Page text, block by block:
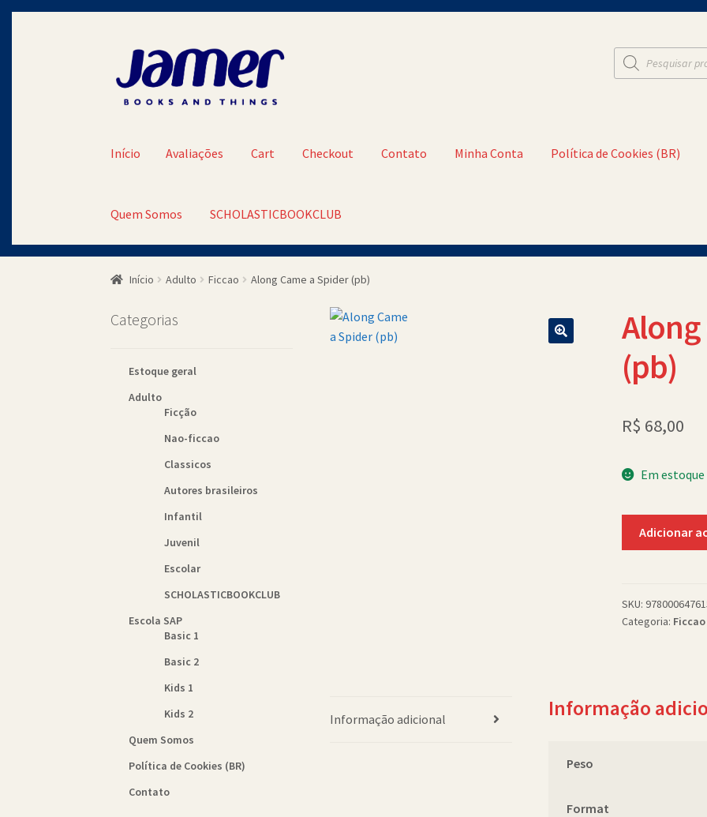
Pular
para
navegação
Pular
para
Pesquisar
produtos
Início Avaliações Cart Checkout Contato Minha Conta Política de Cookies (BR)
Quem Somos SCHOLASTICBOOKCLUB
Início Adulto Ficcao Along Came a Spider (pb)
Along
(pb)
R$ 68,00
Em estoque
(pb)
quantidade
Adicionar
SKU:
Categoria: Ficcao
Informação adicional Informação
Peso
Format
Categorias
Estoque geral
Adulto
Ficção
Nao-ficcao
Classicos
Autores brasileiros
Infantil
Juvenil
Escolar
SCHOLASTICBOOKCLUB
Escola SAP
Basic 1
Basic 2
Kids 1
Kids 2
Quem Somos
Política de Cookies (BR)
Contato